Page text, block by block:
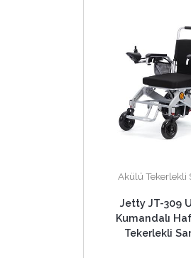
Akülü Tekerlekli
Jetty JT-309
Kumandalı
Tekerlekli